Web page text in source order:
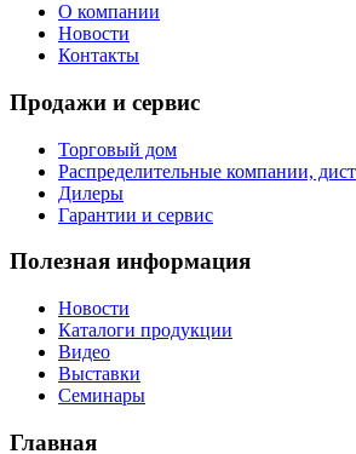
О компании
Новости
Контакты
Продажи и сервис
Торговый дом
Распределительные компании,
Дилеры
Гарантии и сервис
Полезная информация
Новости
Каталоги продукции
Видео
Выставки
Семинары
Главная